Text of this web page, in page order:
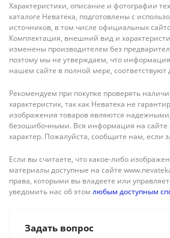
Характеристики, описание и фотографии
каталоге Неватека, подготовлены с
источников, в том числе официальных
Комплектация, внешний вид и
изменены производителем без
поэтому мы не утверждаем, что
нашем сайте в полной мере, соответствуют
Рекомендуем при покупке проверять
характеристик, так как Неватека не
изображения товаров являются
безошибочными. Вся информация на сайте
характер. Пожалуйста, сообщите нам, если
Если вы считаете, что какое-либо
материалы доступные на сайте
права, которыми вы владеете или
уведомить нас об этом любым доступным
Задать вопрос